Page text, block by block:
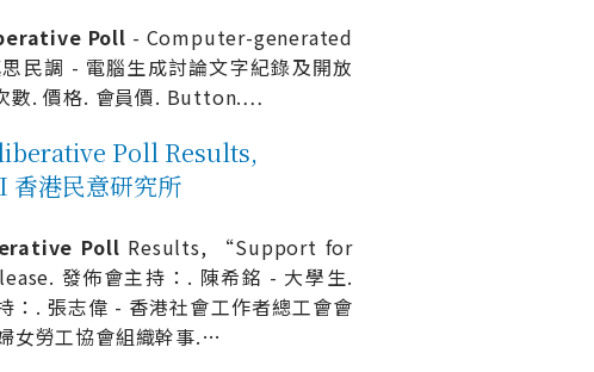
Poll - Computer-generated
調 - 電腦生成討論文字紀錄及開放
. 價格. 會員價. Button.…
Poll Results,
港民意研究所
Poll Results, “Support for
發佈會主持：. 陳希銘 - 大學生.
：. 張志偉 - 香港社會工作者總工會會
女勞工協會組織幹事.…